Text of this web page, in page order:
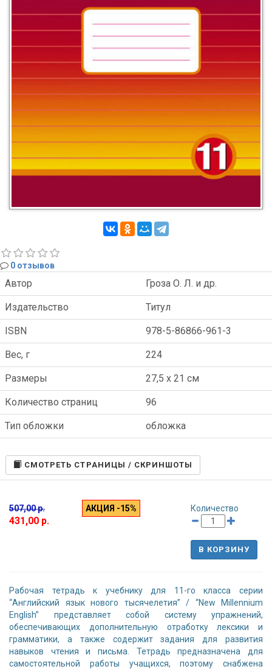
0 отзывов
Автор Гроза О. Л. и др.
Издательство Титул
ISBN 978-5-86866-961-3
Вес, г 224
Размеры 27,5 x 21 см
Количество страниц 96
Тип обложки обложка
CМОТРЕТЬ СТРАНИЦЫ / СКРИНШОТЫ
507,00 р.
431,00 р.
АКЦИЯ -15% Количество
В КОРЗИНУ
Рабочая тетрадь к учебнику для 11-го класса серии
“Английский язык нового тысячелетия” / “New Millennium
English” представляет собой систему упражнений,
обеспечивающих дополнительную отработку лексики и
грамматики, а также содержит задания для развития
навыков чтения и письма. Тетрадь предназначена для
самостоятельной работы учащихся, поэтому снабжена